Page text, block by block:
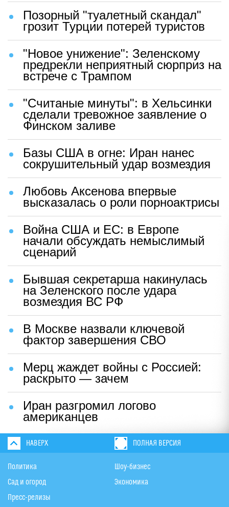
Позорный "туалетный скандал"
грозит Турции потерей туристов
"Новое унижение": Зеленскому
предрекли неприятный сюрприз на
встрече с Трампом
"Считаные минуты": в Хельсинки
сделали тревожное заявление о
Финском заливе
Базы США в огне: Иран нанес
сокрушительный удар возмездия
Любовь Аксенова впервые
высказалась о роли порноактрисы
Война США и ЕС: в Европе
начали обсуждать немыслимый
сценарий
Бывшая секретарша накинулась
на Зеленского после удара
возмездия ВС РФ
В Москве назвали ключевой
фактор завершения СВО
Мерц жаждет войны с Россией:
раскрыто — зачем
Иран разгромил логово
американцев
НАВЕРХ ПОЛНАЯ ВЕРСИЯ
Политика
Сад и огород
Пресс-релизы
Шоу-бизнес
Экономика